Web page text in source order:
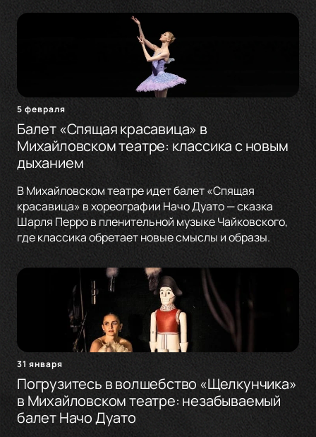
5 февраля
Балет «Спящая красавица» в
Михайловском театре: классика с новым
дыханием
В Михайловском театре идет балет «Спящая
красавица» в хореографии Начо Дуато — сказка
Шарля Перро в пленительной музыке Чайковского,
где классика обретает новые смыслы и образы.
31 января
Погрузитесь в волшебство «Щелкунчика»
в Михайловском театре: незабываемый
балет Начо Дуато